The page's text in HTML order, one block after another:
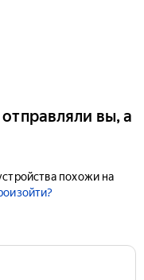
вы, а
похожи на